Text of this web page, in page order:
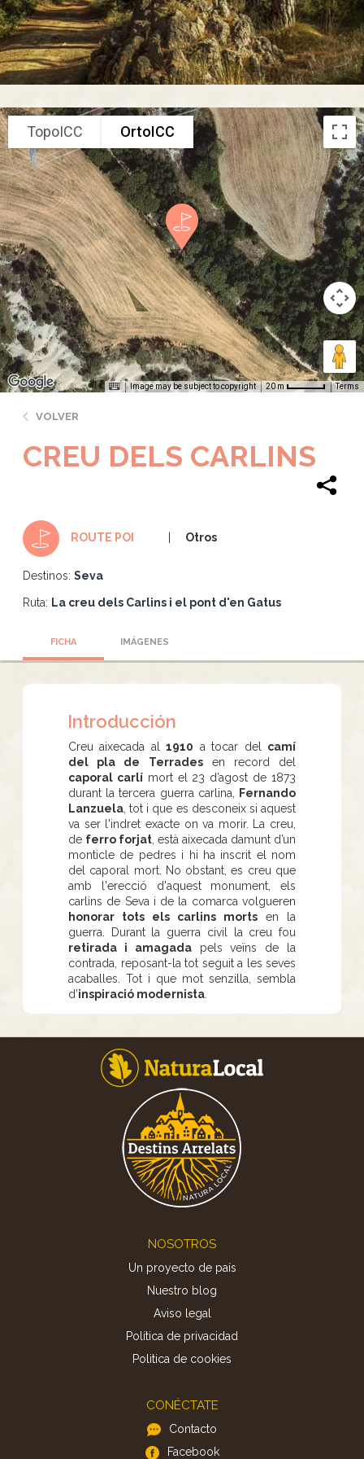
TopoICC OrtoICC
Image may be subject to copyright 20 m Terms
VOLVER
CREU DELS CARLINS
ROUTE POI Otros
Destinos: Seva
Ruta: La creu dels Carlins i el pont d'en Gatus
FICHA IMÁGENES
Introducción
Creu aixecada al1910 a tocar del camí
del pla de Terradesen record del
caporal carlímort el 23 d’agost de 1873
durant la tercera guerra carlina,
Fernando
Lanzuela , tot i que es desconeix si aquest
va ser l'indret exacte on va morir. La creu,
de ferro forjat , està aixecada damunt d’un
monticle de pedres i hi ha inscrit el nom
del caporal mort. No obstant, es creu que
amb l'erecció d'aquest monument, els
carlins de Seva i de la comarca volgueren
honorar tots els carlins morts en la
guerra. Durant la guerra civil la creu fou
retirada i amagadapels veïns de la
contrada, reposant-la tot seguit a les seves
acaballes. Tot i que mot senzilla, sembla
d’inspiració modernista
NOSOTROS
Un proyecto de país
Nuestro blog
Aviso legal
Política de privacidad
Politica de cookies
CONÉCTATE
Contacto
Facebook